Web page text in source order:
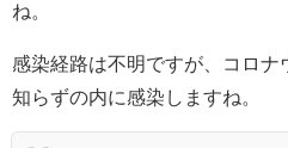
ね。
感染経路は不明ですが、コロナ
知らずの内に感染しますね。